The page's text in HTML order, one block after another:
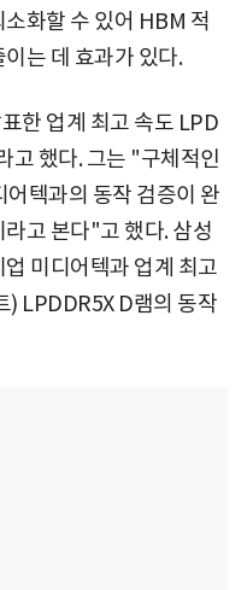
화할 수 있어 HBM 적
는 데 효과가 있다.
한 업계 최고 속도 LPD
고 했다. 그는 "구체적인
텍과의 동작 검증이 완
고 본다"고 했다. 삼성
미디어텍과 업계 최고
LPDDR5X D램의 동작